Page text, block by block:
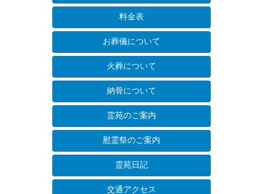
料金表
お葬儀について
火葬について
納骨について
霊苑のご案内
慰霊祭のご案内
霊苑日記
交通アクセス